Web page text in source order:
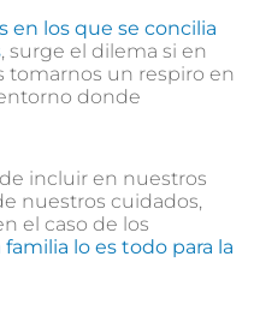
en los que se concilia
, surge el dilema si en
tomarnos un respiro en
donde
incluir en nuestros
nuestros cuidados,
el caso de los
familia lo es todo para la